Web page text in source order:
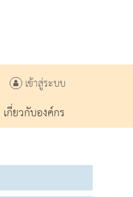
เข้าสู่ระบบ
เกี่ยวกับองค์กร